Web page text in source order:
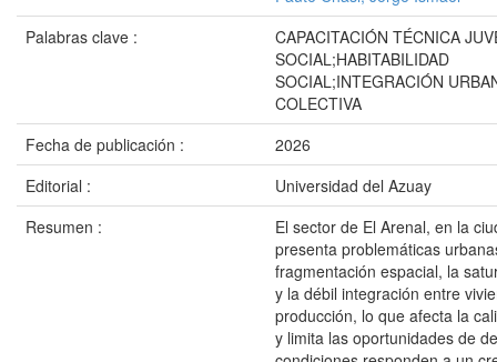
Palabras clave :
CAPACITACIÓN TÉCNICA
SOCIAL;HABITABILIDAD
SOCIAL;INTEGRACIÓN
COLECTIVA
Fecha de publicación :
2026
Editorial :
Universidad del Azuay
Resumen :
El sector de El Arenal, en la
presenta problemáticas
fragmentación espacial, la
y la débil integración entre
producción, lo que afecta la
y limita las oportunidades de